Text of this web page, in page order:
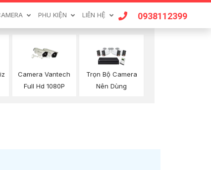
PHU KIỆN LIÊN HỆ 0938112399
Camera Vantech
Full Hd 1080P
Trọn Bộ Camera
Nên Dùng